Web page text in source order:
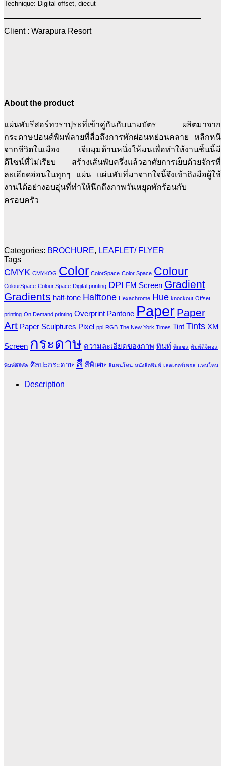
Technique: Digital offset, diecut
Client : Warapura Resort
About the product
แผ่นพับรีสอร์ทวราปุระที่เข้าคู่กันกับนามบัตร ผลิตมาจาก
กระดาษปอนด์พิมพ์ลายที่สื่อถึงการพักผ่อนหย่อนคลาย หลีกหนี
จากชีวิตในเมือง เจียมุมด้านหนึ่งให้มนเพื่อทำให้งานชิ้นนี้มี
ดีไซน์ที่ไม่เรียบ สร้างเส้นพับครึ่งแล้วอาศัยการเย็บด้วยจักรที่
ละเอียดอ่อนในทุกๆ แผ่น แผ่นพับที่มาจากใจนี้จึงเข้าถึงมือผู้ใช้
งานได้อย่างอบอุ่นที่ทำให้นึกถึงภาพวันหยุดพักร้อนกับ
ครอบครัว
Categories: BROCHURE, LEAFLET/ FLYER
Tags
CMYK CMYKOG Color ColorSpace Color Space Colour
ColourSpace Colour Space Digital printing DPI FM Screen Gradient
Gradients half-tone Halftone Hexachrome Hue knockout Offset
printing On Demand printing Overprint Pantone Paper Paper
Art Paper Sculptures Pixel ppi RGB The New York Times Tint Tints XM
Screen กระดาษ ความละเอียดของภาพ ทินท์ พิกเซล พิมพ์ดิจิตอล
พิมพ์ดิจิทัล ศิลปะกระดาษ สี สีพิเศษ สีแพนโทน หนังสือพิมพ์ เลตเตอร์เพรส แพนโทน
Description